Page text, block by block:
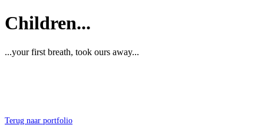
Children...
...your first breath, took ours away...
Terug naar portfolio